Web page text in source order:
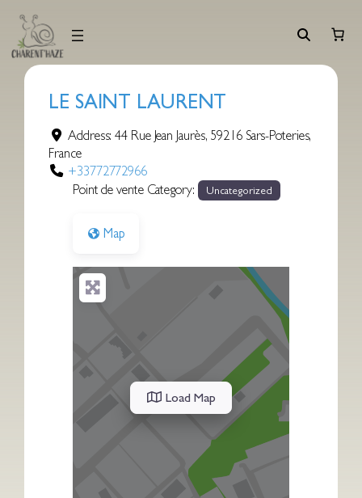
contenu
LE SAINT LAURENT
Address:44 Rue Jean Jaurès, 59216 Sars-Poteries,
France
+33772772966
Point de vente Category:
Uncategorized
Map
Load Map